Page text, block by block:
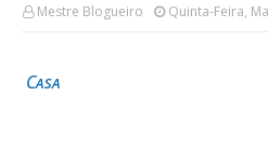
Mestre Blogueiro Quinta-Feira,
Casa